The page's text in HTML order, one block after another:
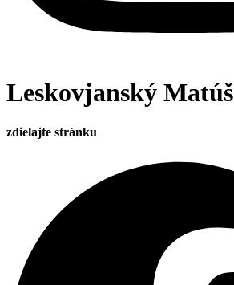
Leskovjanský Matúš
zdielajte stránku